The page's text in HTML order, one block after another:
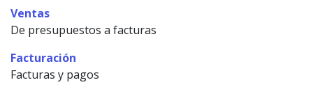
Ventas
De presupuestos a facturas
Facturación
Facturas y pagos